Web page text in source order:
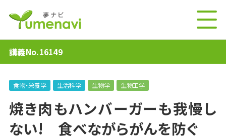
講義No.16149
食物・栄養学 生活科学 生物学 生物工学
焼き肉もハンバーガーも我慢し
ない! 食べながらがんを防ぐ